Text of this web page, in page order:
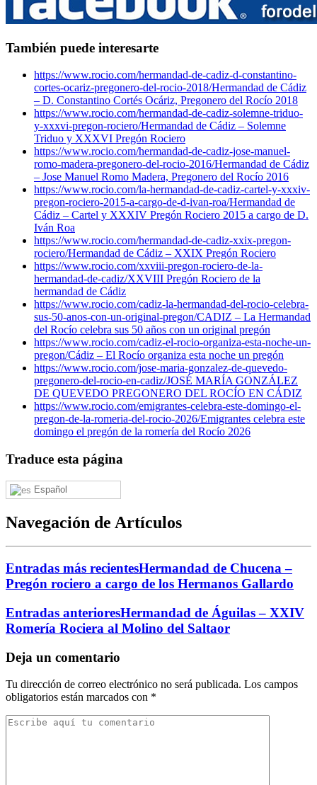
También puede interesarte
https://www.rocio.com/hermandad-de-cadiz-d-constantino-
cortes-ocariz-pregonero-del-rocio-2018/Hermandad de Cádiz
– D. Constantino Cortés Ocáriz, Pregonero del Rocío 2018
https://www.rocio.com/hermandad-de-cadiz-solemne-triduo-
y-xxxvi-pregon-rociero/Hermandad de Cádiz – Solemne
Triduo y XXXVI Pregón Rociero
https://www.rocio.com/hermandad-de-cadiz-jose-manuel-
romo-madera-pregonero-del-rocio-2016/Hermandad de Cádiz
– Jose Manuel Romo Madera, Pregonero del Rocío 2016
https://www.rocio.com/la-hermandad-de-cadiz-cartel-y-xxxiv-
pregon-rociero-2015-a-cargo-de-d-ivan-roa/Hermandad de
Cádiz – Cartel y XXXIV Pregón Rociero 2015 a cargo de D.
Iván Roa
https://www.rocio.com/hermandad-de-cadiz-xxix-pregon-
rociero/Hermandad de Cádiz – XXIX Pregón Rociero
https://www.rocio.com/xxviii-pregon-rociero-de-la-
hermandad-de-cadiz/XXVIII Pregón Rociero de la
hermandad de Cádiz
https://www.rocio.com/cadiz-la-hermandad-del-rocio-celebra-
sus-50-anos-con-un-original-pregon/CADIZ – La Hermandad
del Rocío celebra sus 50 años con un original pregón
https://www.rocio.com/cadiz-el-rocio-organiza-esta-noche-un-
pregon/Cádiz – El Rocío organiza esta noche un pregón
https://www.rocio.com/jose-maria-gonzalez-de-quevedo-
pregonero-del-rocio-en-cadiz/JOSÉ MARÍA GONZÁLEZ
DE QUEVEDO PREGONERO DEL ROCÍO EN CÁDIZ
https://www.rocio.com/emigrantes-celebra-este-domingo-el-
pregon-de-la-romeria-del-rocio-2026/Emigrantes celebra este
domingo el pregón de la romería del Rocío 2026
Traduce esta página
Español
Navegación de Artículos
Entradas más recientesHermandad de Chucena –
Pregón rociero a cargo de los Hermanos Gallardo
Entradas anterioresHermandad de Águilas – XXIV
Romería Rociera al Molino del Saltaor
Deja un comentario
Tu dirección de correo electrónico no será publicada. Los campos
obligatorios están marcados con *